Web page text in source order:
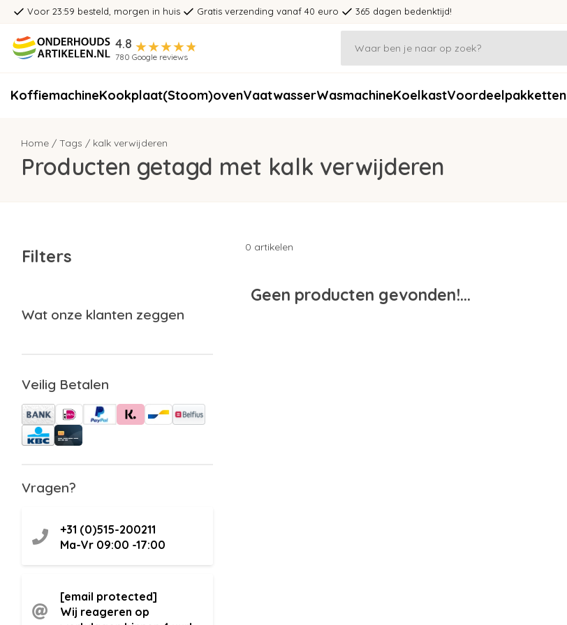
Voor 23:59 besteld, morgen in huis Gratis verzending vanaf 40 euro 365 dagen bedenktijd!
4.8
780 Google reviews
KoffiemachineKookplaat(Stoom)ovenVaatwasserWasmachineKoelkastVoordeelpakketten
Home / Tags / kalk verwijderen
Producten getagd met kalk verwijderen
Filters
Wat onze klanten zeggen
Veilig Betalen
Vragen?
+31 (0)515-200211
Ma-Vr 09:00 -17:00
[email protected]
Wij reageren op
0 artikelen
Geen producten gevonden!...